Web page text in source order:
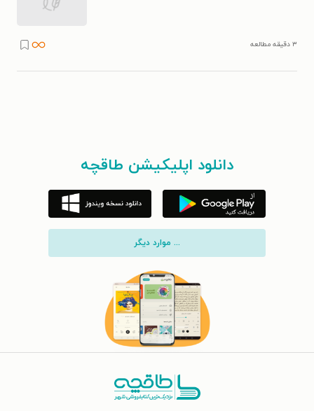
۳ دقیقه مطالعه
دانلود اپلیکیشن طاقچه
... موارد دیگر